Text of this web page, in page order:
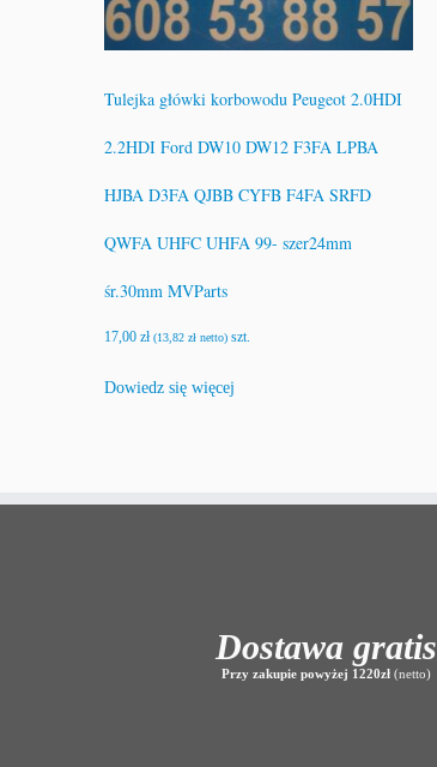
Tulejka główki korbowodu Peugeot 2.0HDI
2.2HDI Ford DW10 DW12 F3FA LPBA
HJBA D3FA QJBB CYFB F4FA SRFD
QWFA UHFC UHFA 99- szer24mm
śr.30mm MVParts
17,00 zł (13,82 zł netto) szt.
Dowiedz się więcej
Dostawa gratis
Przy zakupie powyżej 1220zł(netto)